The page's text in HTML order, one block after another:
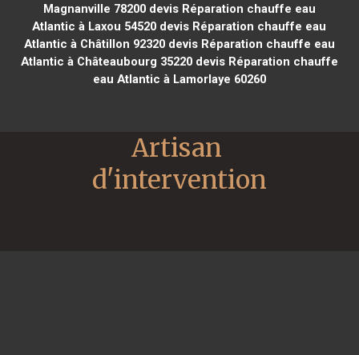
Magnanville 78200devis Réparation chauffe eau
Atlantic à Laxou 54520 devis Réparation chauffe eau
Atlantic à Châtillon 92320devis Réparation chauffe eau
Atlantic à Châteaubourg 35220devis Réparation chauffe
eau Atlantic à Lamorlaye 60260
Artisan
d'intervention